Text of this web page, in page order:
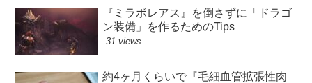
『ミラボレアス』を倒さずに「ドラゴ
ン装備」を作るためのTips
31 views
約4ヶ月くらいで『毛細血管拡張性肉